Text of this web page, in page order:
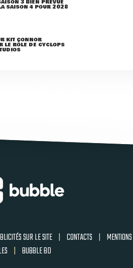
3 BIEN PRÉVUE
SAISON 4 POUR 2028
KIT CONNOR
LE RÔLE DE CYCLOPS
SUR LE SITE | CONTACTS | MENTIONS
| BUBBLE BD